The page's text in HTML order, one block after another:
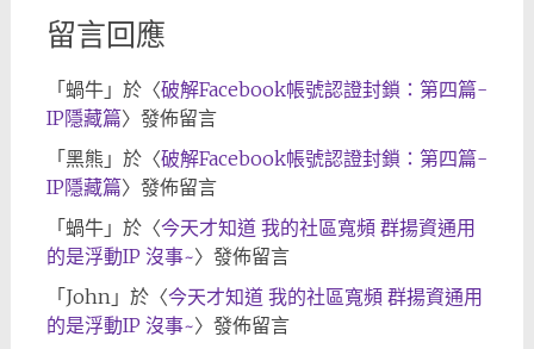
留言回應
「蝸牛」於〈破解Facebook帳號認證封鎖：第四篇-
IP隱藏篇〉發佈留言
「黑熊 」於〈破解Facebook帳號認證封鎖：第四篇-
IP隱藏篇〉發佈留言
「蝸牛」於〈今天才知道 我的社區寬頻 群揚資通用
的是浮動IP 沒事~〉發佈留言
「John 」於〈今天才知道 我的社區寬頻 群揚資通用
的是浮動IP 沒事~〉發佈留言